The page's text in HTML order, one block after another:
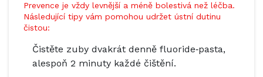
Prevence je vždy levnější a méně bolestivá než léčba.
Následující tipy vám pomohou udržet ústní dutinu
čistou:
Čistěte zuby dvakrát denně fluoride‑pasta,
alespoň 2 minuty každé čištění.